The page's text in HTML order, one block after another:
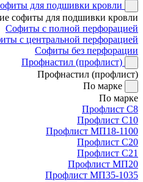
для подшивки кровли
софиты для подшивки кровли
Софиты с полной перфорацией
с центральной перфорацией
Софиты без перфорации
Профнастил (профлист)
Профнастил (профлист)
По марке
По марке
Профлист С8
Профлист С10
Профлист МП18-1100
Профлист С20
Профлист С21
Профлист МП20
Профлист МП35-1035